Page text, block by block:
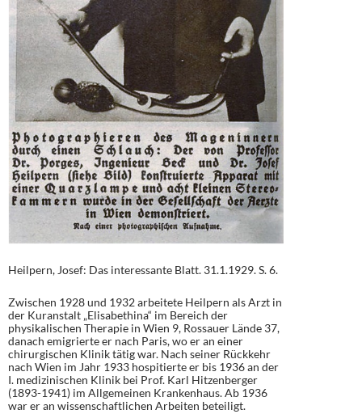
Heilpern, Josef: Das interessante Blatt. 31.1.1929. S. 6.
Zwischen 1928 und 1932 arbeitete Heilpern als Arzt in
der Kuranstalt „Elisabethina“ im Bereich der
physikalischen Therapie in Wien 9, Rossauer Lände 37,
danach emigrierte er nach Paris, wo er an einer
chirurgischen Klinik tätig war. Nach seiner Rückkehr
nach Wien im Jahr 1933 hospitierte er bis 1936 an der
I. medizinischen Klinik bei Prof. Karl Hitzenberger
(1893-1941) im Allgemeinen Krankenhaus. Ab 1936
war er an wissenschaftlichen Arbeiten beteiligt.